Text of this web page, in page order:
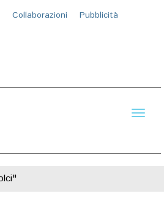
Collaborazioni
Pubblicità